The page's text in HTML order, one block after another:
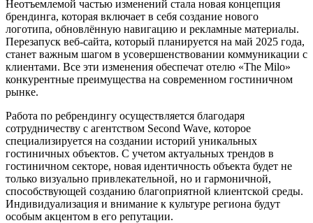
Неотъемлемой частью изменений стала новая концепция
брендинга, которая включает в себя создание нового
логотипа, обновлённую навигацию и рекламные материалы.
Перезапуск веб-сайта, который планируется на май 2025 года,
станет важным шагом в усовершенствовании коммуникации с
клиентами. Все эти изменения обеспечат отелю «The Milo»
конкурентные преимущества на современном гостиничном
рынке.
Работа по ребрендингу осуществляется благодаря
сотрудничеству с агентством Second Wave, которое
специализируется на создании историй уникальных
гостиничных объектов. С учетом актуальных трендов в
гостиничном секторе, новая идентичность объекта будет не
только визуально привлекательной, но и гармоничной,
способствующей созданию благоприятной клиентской среды.
Индивидуализация и внимание к культуре региона будут
особым акцентом в его репутации.